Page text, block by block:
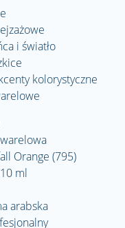
i światło
kolorystyczne
Orange (795)
ml
arabska